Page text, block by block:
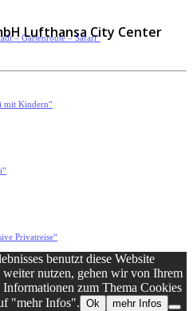
– Gartenroute – Safari“
mit Kindern“
Privatreise“
Lufthansa City Center
benutzt diese Website
nutzen, gehen wir von Ihrem
zum Thema Cookies
"mehr Infos". Ok mehr Infos